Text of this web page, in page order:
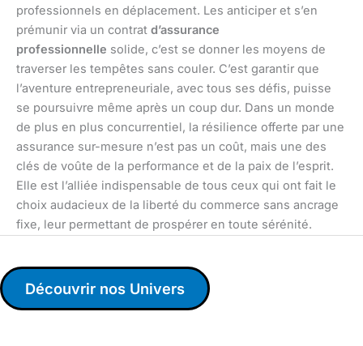
professionnels en déplacement. Les anticiper et s’en
prémunir via un contrat d’assurance
professionnelle solide, c’est se donner les moyens de
traverser les tempêtes sans couler. C’est garantir que
l’aventure entrepreneuriale, avec tous ses défis, puisse
se poursuivre même après un coup dur. Dans un monde
de plus en plus concurrentiel, la résilience offerte par une
assurance sur-mesure n’est pas un coût, mais une des
clés de voûte de la performance et de la paix de l’esprit.
Elle est l’alliée indispensable de tous ceux qui ont fait le
choix audacieux de la liberté du commerce sans ancrage
fixe, leur permettant de prospérer en toute sérénité.
Découvrir nos Univers